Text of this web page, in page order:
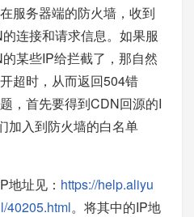
服务器端的防火墙，收到
连接和请求信息。如果服
某些IP给拦截了，那自然
超时，从而返回504错
，首先要得到CDN回源的I
加入到防火墙的白名单
地址见： https://help.aliyu
40205.html。将其中的IP地